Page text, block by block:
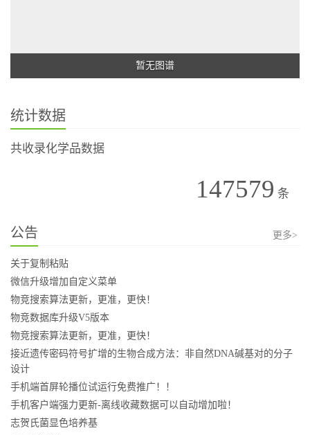
暂无图谱
统计数据
共收录化学品数据
147579 条
公告 更多>
关于复制粘贴
微信升级增加自定义菜单
物竞搜索算法更新，更准，更快！
物竞数据库升级V5版本
物竞搜索算法更新，更准，更快！
接近遗传密码符号扩增的生物合成方法：非自然DNA碱基对的分子
设计
手机端首屏轮播位试运行免费推广！！
手机客户端强力更新-离线收藏数据可以自动增加啦！
志贺氏菌显色培养基